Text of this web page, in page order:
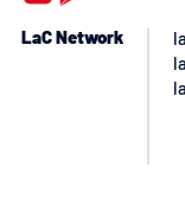
LaC Network